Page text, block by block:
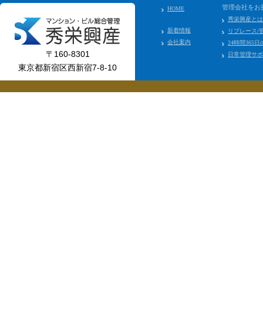
〒160-8301
東京都新宿区西新宿7-8-10
HOME
新着情報
会社案内
管理会社をお
秀栄興産とは
リプレース/
24時間365日
日常管理サ